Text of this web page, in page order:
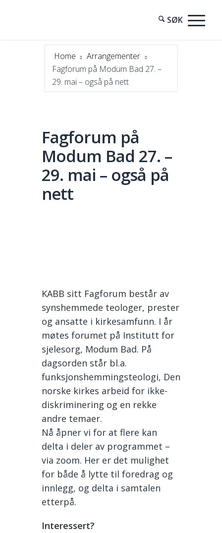
Home
Arrangementer
Fagforum på Modum Bad 27. –
29. mai – også på nett
Fagforum på
Modum Bad 27. –
29. mai – også på
nett
KABB sitt Fagforum består av
synshemmede teologer, prester
og ansatte i kirkesamfunn. I år
møtes forumet på Institutt for
sjelesorg, Modum Bad. På
dagsorden står bl.a.
funksjonshemmingsteologi, Den
norske kirkes arbeid for ikke-
diskriminering og en rekke
andre temaer.
Nå åpner vi for at flere kan
delta i deler av programmet –
via zoom. Her er det mulighet
for både å lytte til foredrag og
innlegg, og delta i samtalen
etterpå.
Interessert?